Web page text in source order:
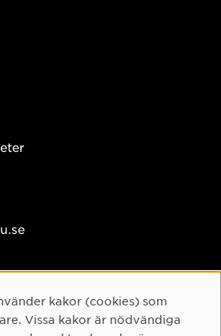
kakor (cookies) som
Vissa kakor är nödvändiga